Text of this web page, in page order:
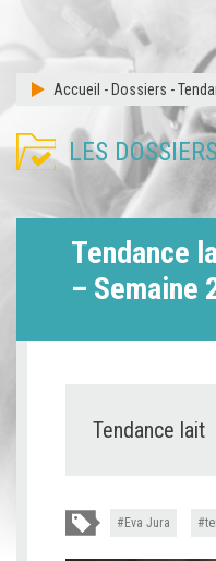
Accueil - Dossiers -
LES DOSSIERS
Tendance
– Semaine
Tendance lait
Eva Jura